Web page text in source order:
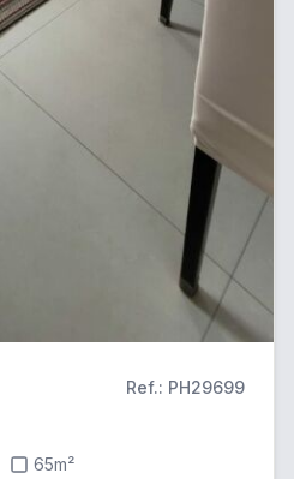
Ref.: PH29699
65m²